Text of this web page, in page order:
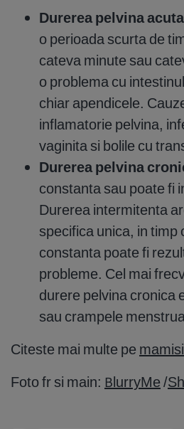
Durerea pelvina
o perioada scurta de
cateva minute sau
o problema cu
chiar apendicele.
inflamatorie pelvina,
vaginita si bolile cu
Durerea pelvina
constanta sau poate fi
Durerea intermitenta
specifica unica, in timp
constanta poate fi
probleme. Cel mai
durere pelvina cronica
sau crampele
Citeste mai multe pe
Foto fr si main: BlurryMe /